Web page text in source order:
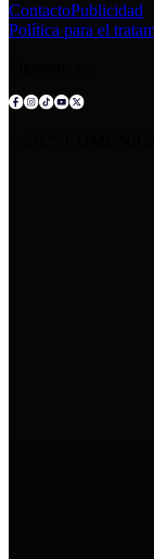
ContactoPublicidad
Política para el